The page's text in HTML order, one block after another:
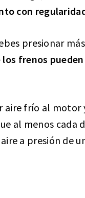
con
presionar
frenos
aire frío al
al menos cada
a presión de